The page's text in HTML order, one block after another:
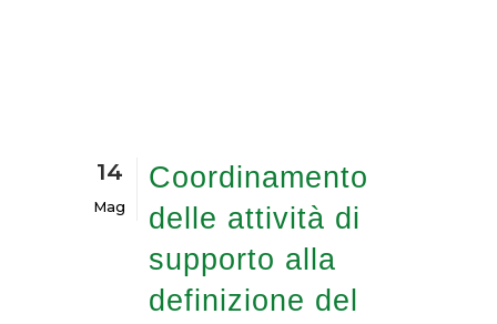
14
Mag
Coordinamento
delle attività di
supporto alla
definizione del